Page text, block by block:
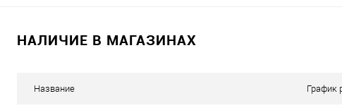
Купить в 1 клик
К сравнению
НАЛИЧИЕ В МАГАЗИНАХ
Название График